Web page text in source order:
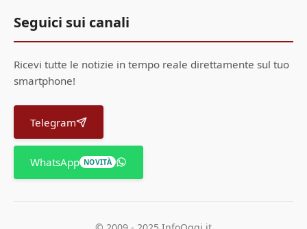
Seguici sui canali
Ricevi tutte le notizie in tempo reale direttamente sul tuo
smartphone!
Telegram
WhatsApp NOVITÀ